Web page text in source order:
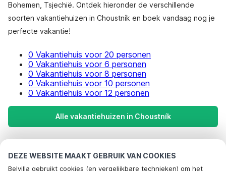
DEZE WEBSITE MAAKT GEBRUIK VAN COOKIES
Belvilla gebruikt cookies (en vergelijkbare technieken) om het
Bohemen, Tsjechië. Ontdek hieronder de verschillende
soorten vakantiehuizen in Choustník en boek vandaag nog je
perfecte vakantie!
0 Vakantiehuis voor 20 personen
0 Vakantiehuis voor 6 personen
0 Vakantiehuis voor 8 personen
0 Vakantiehuis voor 10 personen
0 Vakantiehuis voor 12 personen
Alle vakantiehuizen in Choustník
Meest populaire bestemmingen voor
vakantie